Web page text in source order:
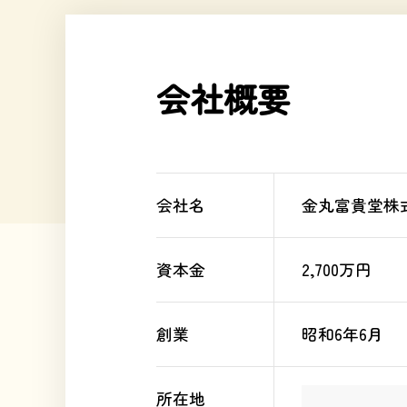
会社概要
会社名 金丸富貴堂株
資本金 2,700万円
創業 昭和6年6月
所在地